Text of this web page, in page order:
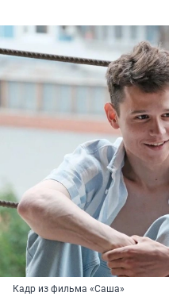
Кадр из фильма «Саша»